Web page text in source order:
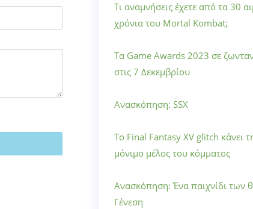
Τι αναμνήσεις έχετε από τα 30
χρόνια του Mortal Kombat;
Τα Game Awards 2023 σε
στις 7 Δεκεμβρίου
Ανασκόπηση: SSX
Το Final Fantasy XV glitch κάνει
μόνιμο μέλος του κόμματος
Ανασκόπηση: Ένα παιχνίδι των
Γένεση